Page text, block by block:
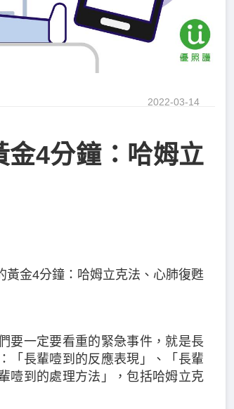
2022-03-14
金4分鐘：哈姆立
黃金4分鐘：哈姆立克法、心肺復甦
要一定要看重的緊急事件，就是長
「長輩噎到的反應表現」、「長輩
噎到的處理方法」，包括哈姆立克